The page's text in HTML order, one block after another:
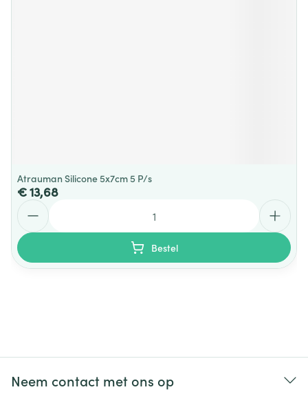
Atrauman Silicone 5x7cm 5 P/s
€ 13,68
Bestel
Neem contact met ons op